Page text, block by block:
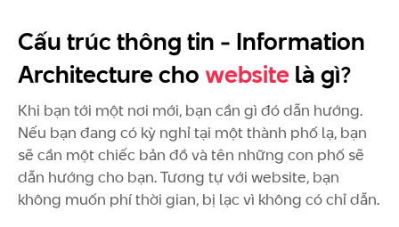
Cấu trúc thông tin - Information
Architecture chowebsitelà gì?
Khi bạn tới một nơi mới, bạn cần gì đó dẫn hướng.
Nếu bạn đang có kỳ nghỉ tại một thành phố lạ, bạn
sẽ cần một chiếc bản đồ và tên những con phố sẽ
dẫn hướng cho bạn. Tương tự với website, bạn
không muốn phí thời gian, bị lạc vì không có chỉ dẫn.